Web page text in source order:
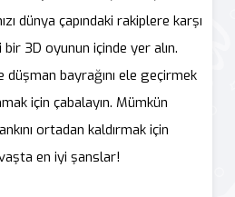
dünya çapındaki rakiplere karşı
3D oyunun içinde yer alın.
düşman bayrağını ele geçirmek
için çabalayın. Mümkün
ortadan kaldırmak için
en iyi şanslar!